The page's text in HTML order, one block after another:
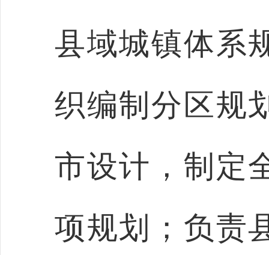
县域城镇体系
织编制分区规
市设计，制定
项规划；负责